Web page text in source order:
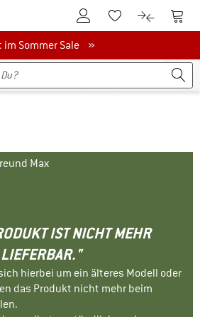
Zum KundenkontoZum Merkzettel.
Zum Zum
Sommer Sale
im Sommer Sale »
Max
IST NICHT MEHR
LIEFERBAR."
hierbei um ein älteres Modell oder
das Produkt nicht mehr beim